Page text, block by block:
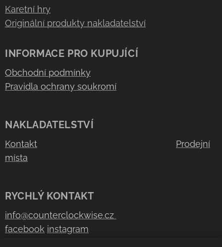
Karetní hry
Originální produkty nakladatelství
INFORMACE PRO KUPUJÍCÍ
Obchodní podmínky
Pravidla ochrany soukromí
NAKLADATELSTVÍ
Kontakt
Prodejní
místa
RYCHLÝ KONTAKT
info@counterclockwise.cz
facebook instagram